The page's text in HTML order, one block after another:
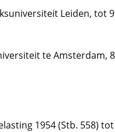
Leiden, tot
te Amsterdam,
1954 (Stb. 558)